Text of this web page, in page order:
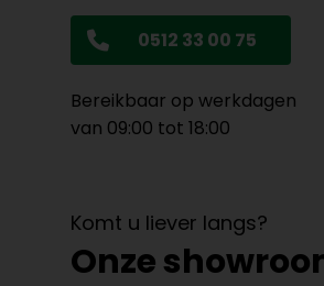
0512 33 00 75
Bereikbaar op werkdagen
van 09:00 tot 18:00
Komt u liever langs?
Onze